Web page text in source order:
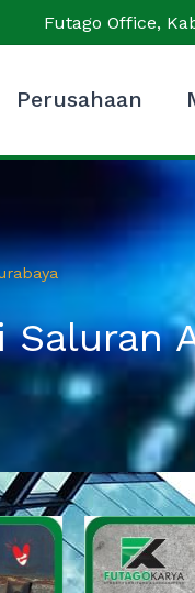
Futago Office,
Perusahaan